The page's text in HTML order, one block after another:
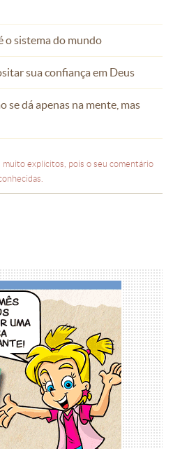
o sistema do mundo
sua confiança em Deus
se dá apenas na mente, mas
explícitos, pois o seu comentário